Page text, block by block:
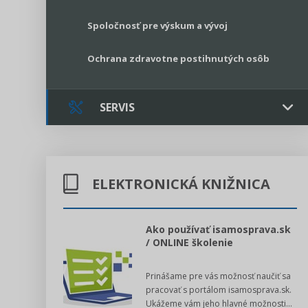
Spoločnosť pre výskum a vývoj
Ochrana zdravotne postihnutých osôb
SERVIS
Online poradenstvo
Register neziskových organizácií
Legislatívne správy
ELEKTRONICKÁ KNIŽNICA
Ako používať isamosprava.sk
/ ONLINE školenie
Prinášame pre vás možnosť naučiť sa
pracovať s portálom isamosprava.sk.
Ukážeme vám jeho hlavné možnosti...